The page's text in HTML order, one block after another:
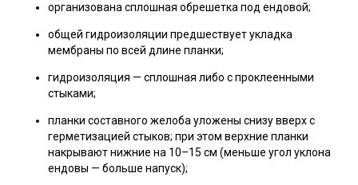
организована сплошная обрешетка под ендовой;
общей гидроизоляции предшествует укладка
мембраны по всей длине планки;
гидроизоляция — сплошная либо с проклеенными
стыками;
планки составного желоба уложены снизу вверх с
герметизацией стыков; при этом верхние планки
накрывают нижние на 10–15 см (меньше угол уклона
ендовы — больше напуск);